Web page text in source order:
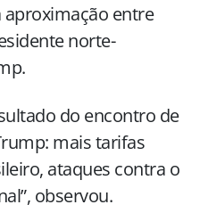
entre
norte-
do encontro de
mais tarifas
ataques contra o
observou.